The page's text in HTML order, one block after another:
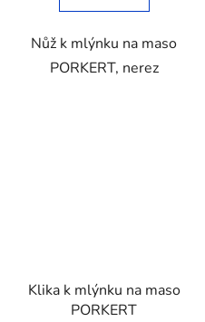
Nůž k mlýnku na maso
PORKERT, nerez
Klika k mlýnku na maso
PORKERT